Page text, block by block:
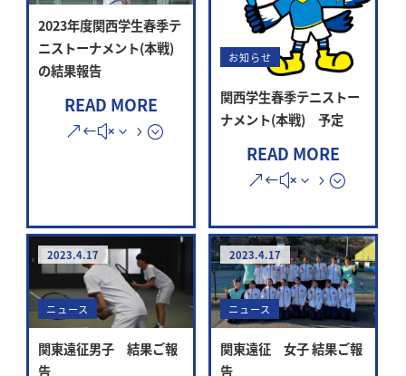
2023年度関西学生春季テ
ニストーナメント(本戦)
の結果報告
READ MORE
お知らせ
関西学生春季テニストー
ナメント(本戦) 予定
READ MORE
2023.4.17
ニュース
関東遠征男子 結果ご報
告
2023.4.17
ニュース
関東遠征 女子 結果ご報
告